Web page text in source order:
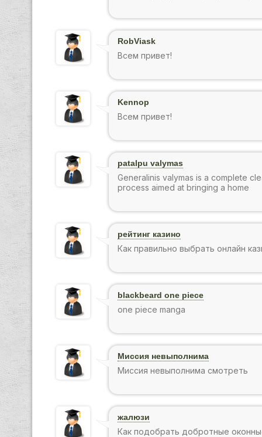
RobViask
Всем привет!
Kennop
Всем привет!
patalpu valymas
Generalinis valymas is a complete
process aimed at bringing a home
рейтинг казино
Как правильно выбрать онлайн
blackbeard one piece
one piece manga
Миссия невыполнима
Миссия невыполнима смотреть
жалюзи
Как подобрать добротные